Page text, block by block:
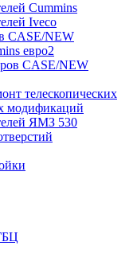
Cummins
Iveco
CASE/NEW
евро2
CASE/NEW
телескопических
модификаций
ЯМЗ 530